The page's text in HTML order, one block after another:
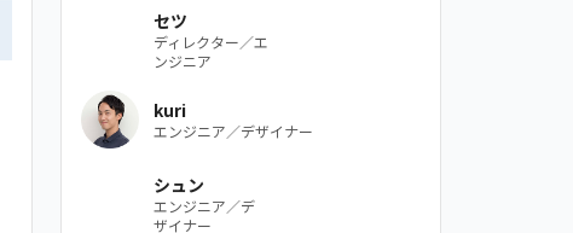
セツ
ディレクター／エ
ンジニア
kuri
エンジニア／デザイナー
シュン
エンジニア／デ
ザイナー